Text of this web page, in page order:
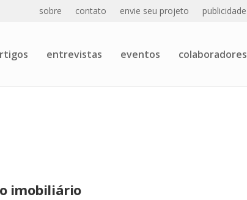
sobre contato envie seu projeto publicidade
entrevistas eventos colaboradores
imobiliário